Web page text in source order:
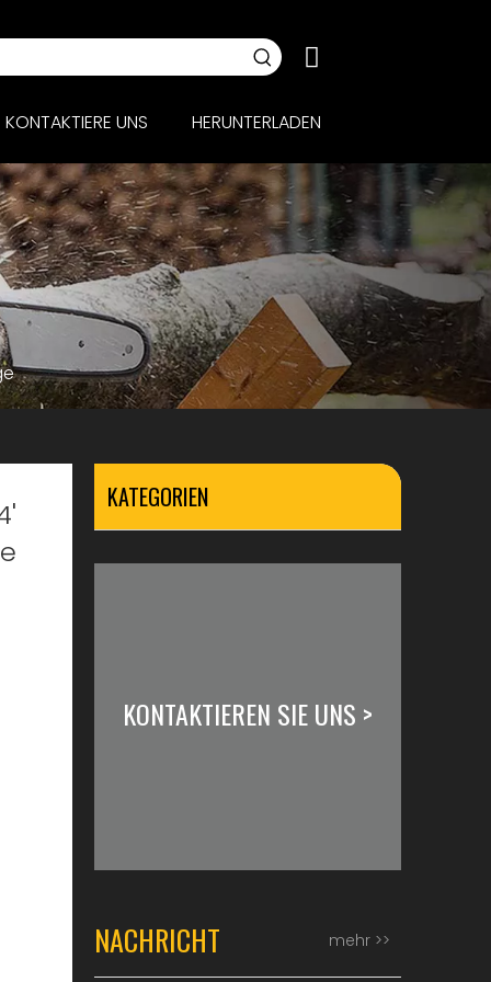
KONTAKTIERE UNS HERUNTERLADEN
KATEGORIEN
KONTAKTIEREN SIE UNS >
NACHRICHT mehr >>